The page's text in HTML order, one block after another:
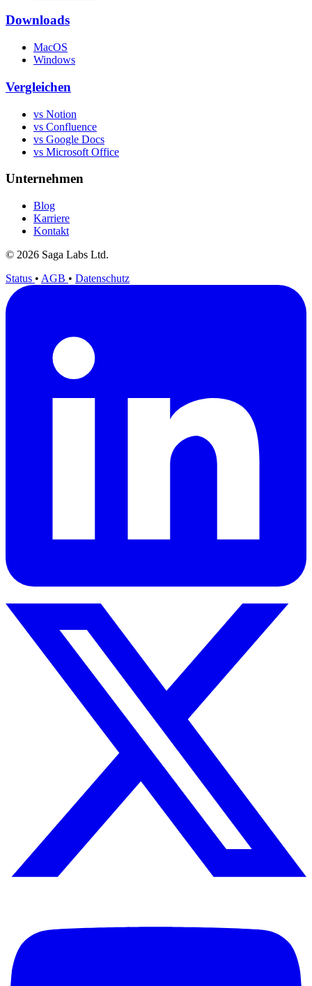
Downloads
MacOS
Windows
Vergleichen
vs Notion
vs Confluence
vs Google Docs
vs Microsoft Office
Unternehmen
Blog
Karriere
Kontakt
© 2026 Saga Labs Ltd.
Status • AGB • Datenschutz